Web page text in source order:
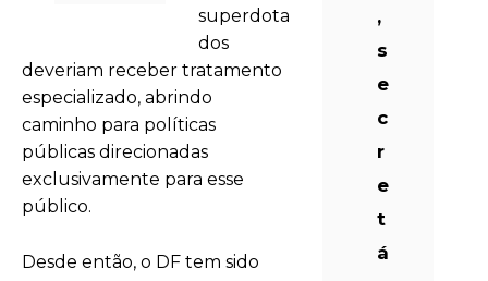
,
s
e
c
r
e
t
á
superdota
dos
deveriam receber tratamento
especializado, abrindo
caminho para políticas
públicas direcionadas
exclusivamente para esse
público.
Desde então, o DF tem sido